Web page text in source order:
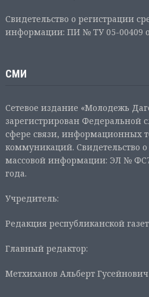
Свидетельство о регистрации
информации: ПИ № ТУ 05-00409
СМИ
Сетевое издание «Молодежь
зарегистрирован Федеральной
сфере связи, информационных
коммуникаций. Свидетельство о
массовой информации: ЭЛ №
года.
Учредитель:
Редакция республиканской
Главный редактор:
Метхиханов Альберт Гусейнович